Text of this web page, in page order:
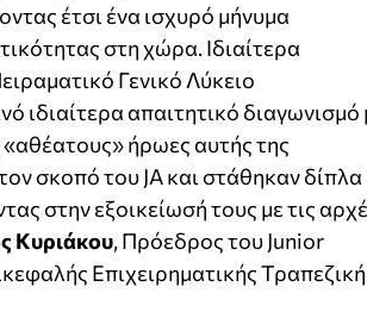
έτσι ένα ισχυρό μήνυμα
στη χώρα. Ιδιαίτερα
Γενικό Λύκειο
ιδιαίτερα απαιτητικό διαγωνισμό
ήρωες αυτής της
σκοπό του JA και στάθηκαν δίπλα
στην εξοικείωσή τους με τις
Κυριάκου, Πρόεδρος του Junior
Επιχειρηματικής